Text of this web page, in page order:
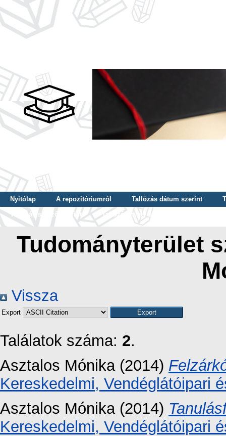
Nyitólap A repozitóriumról Tallózás dátum szerint
Tallózás szerző szerint
Tallózás nyelv szerint
Tudományterület
Vissza
Export
Találatok száma: 2.
Asztalos Mónika (2014)
Kereskedelmi, Vendéglátóipari
Asztalos Mónika (2014)
Kereskedelmi, Vendéglátóipari